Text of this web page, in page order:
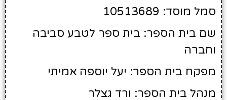
סמל מוסד: 10513689
שם בית הספר: בית ספר לטבע סביבה
וחברה
מפקח בית הספר: יעל יוספה אמיתי
מנהל בית הספר: ורד גצלר